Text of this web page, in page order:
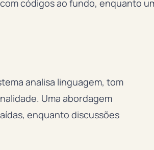
códigos ao fundo, enquanto
analisa linguagem, tom
Uma abordagem
enquanto discussões